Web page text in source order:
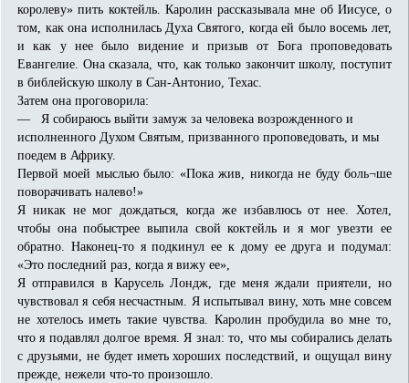
королеву» пить коктейль. Каролин рассказывала мне об Иисусе, о
том, как она исполнилась Духа Святого, когда ей было восемь лет,
и как у нее было видение и призыв от Бога проповедовать
Евангелие. Она сказала, что, как только закончит школу, поступит
в библейскую школу в Сан-Антонио, Техас.
Затем она проговорила:
— Я собираюсь выйти замуж за человека возрожденного и
исполненного Духом Святым, призванного проповедовать, и мы
поедем в Африку.
Первой моей мыслью было: «Пока жив, никогда не буду боль¬ше
поворачивать налево!»
Я никак не мог дождаться, когда же избавлюсь от нее. Хотел,
чтобы она побыстрее выпила свой коктейль и я мог увезти ее
обратно. Наконец-то я подкинул ее к дому ее друга и подумал:
«Это последний раз, когда я вижу ее»,
Я отправился в Карусель Лондж, где меня ждали приятели, но
чувствовал я себя несчастным. Я испытывал вину, хоть мне совсем
не хотелось иметь такие чувства. Каролин пробудила во мне то,
что я подавлял долгое время. Я знал: то, что мы собирались делать
с друзьями, не будет иметь хороших последствий, и ощущал вину
прежде, нежели что-то произошло.